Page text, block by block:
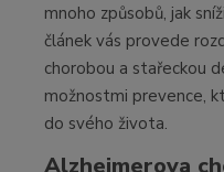
mnoho způsobů, jak
článek vás provede
chorobou a stařeckou
možnostmi prevence,
do svého života.
Alzheimerova